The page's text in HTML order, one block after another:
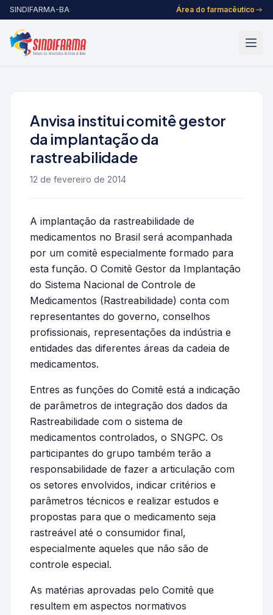
Pular para o conteúdo
SINDIFARMA-BA· Área do farmacêutico
Anvisa institui comitê gestor
da implantação da
rastreabilidade
12 de fevereiro de 2014
A implantação da rastreabilidade de
medicamentos no Brasil será acompanhada
por um comitê especialmente formado para
esta função. O Comitê Gestor da Implantação
do Sistema Nacional de Controle de
Medicamentos (Rastreabilidade) conta com
representantes do governo, conselhos
profissionais, representações da indústria e
entidades das diferentes áreas da cadeia de
medicamentos.
Entres as funções do Comitê está a indicação
de parâmetros de integração dos dados da
Rastreabilidade com o sistema de
medicamentos controlados, o SNGPC. Os
participantes do grupo também terão a
responsabilidade de fazer a articulação com
os setores envolvidos, indicar critérios e
parâmetros técnicos e realizar estudos e
propostas para que o medicamento seja
rastreável até o consumidor final,
especialmente aqueles que não são de
controle especial.
As matérias aprovadas pelo Comitê que
resultem em aspectos normativos